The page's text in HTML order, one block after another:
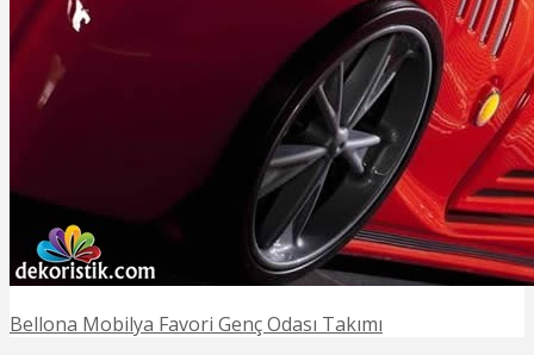
Bellona Mobilya Favori Genç Odası Takımı